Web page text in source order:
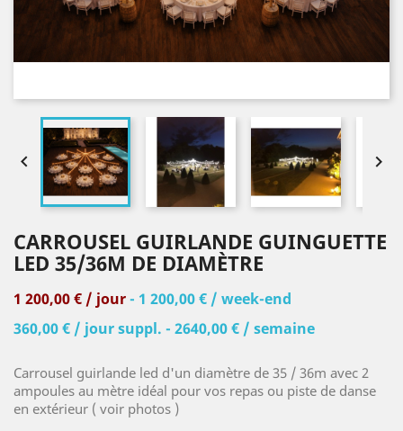
 
CARROUSEL GUIRLANDE GUINGUETTE
LED 35/36M DE DIAMÈTRE
1 200,00 € / jour- 1 200,00 € / week-end
360,00 € / jour suppl. - 2640,00 € / semaine
Carrousel guirlande led d'un diamètre de 35 / 36m avec 2
ampoules au mètre idéal pour vos repas ou piste de danse
en extérieur ( voir photos )